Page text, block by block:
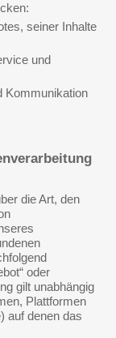
seiner Inhalte
und
Kommunikation
die Art, den
oder
gilt unabhängig
Plattformen
auf denen das